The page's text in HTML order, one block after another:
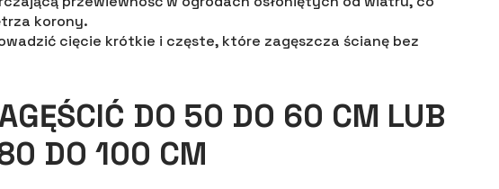
korony.
cięcie krótkie i częste, które zagęszcza ścianę bez
DO 50 DO 60 CM LUB
DO 100 CM